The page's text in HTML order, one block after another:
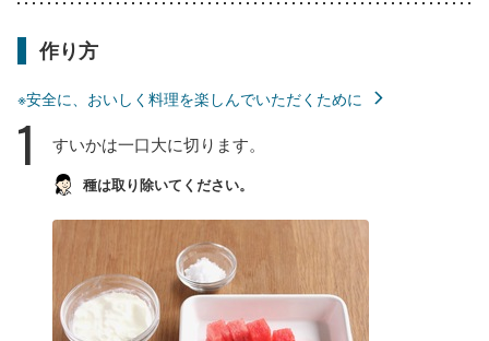
作り方
※安全に、おいしく料理を楽しんでいただくために
1 すいかは一口大に切ります。
種は取り除いてください。